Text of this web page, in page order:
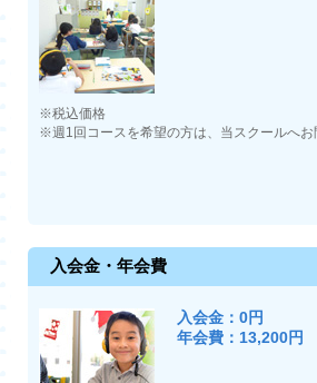
※税込価格
※週1回コースを希望の方は、当スクールへお
入会金・年会費
入会金：0円
年会費：13,200円